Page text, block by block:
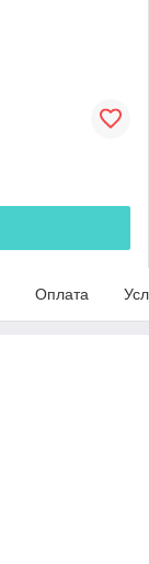
Оплата